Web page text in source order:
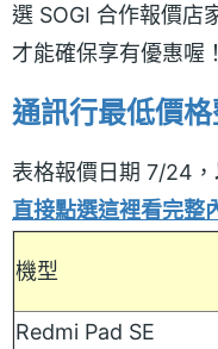
選 SOGI 合作報價店
才能確保享有優惠喔！
通訊行最低價
表格報價日期 7/24，
直接點選這裡看完整
機型
Redmi Pad SE